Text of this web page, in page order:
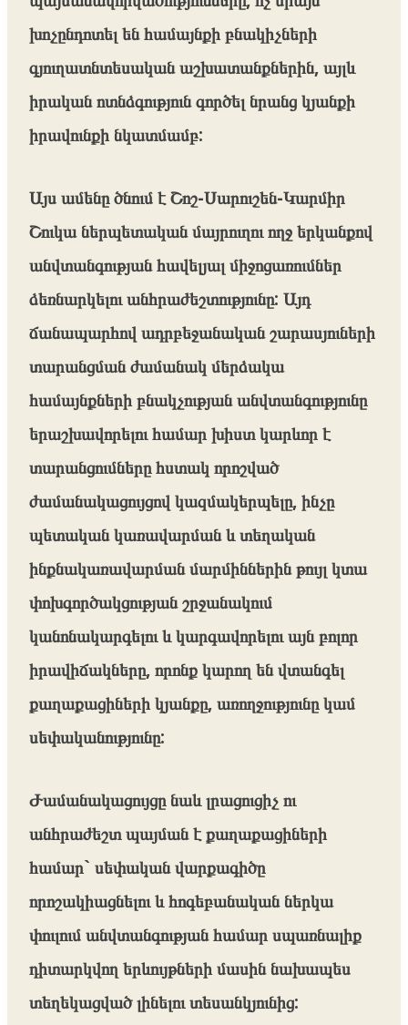
խոչընդոտել են համայնքի բնակիչների
գյուղատնտեսական աշխատանքներին, այլև
իրական ոտնձգություն գործել նրանց կյանքի
իրավունքի նկատմամբ:
Այս ամենը ծնում է Շոշ-Սարուշեն-Կարմիր
Շուկա ներպետական մայրուղու ողջ երկանքով
անվտանգության հավելյալ միջոցառումներ
ձեռնարկելու անհրաժեշտությունը: Այդ
ճանապարհով ադրբեջանական շարասյուների
տարանցման ժամանակ մերձակա
համայնքների բնակչության անվտանգությունը
երաշխավորելու համար խիստ կարևոր է
տարանցումները հստակ որոշված
ժամանակացույցով կազմակերպելը, ինչը
պետական կառավարման և տեղական
ինքնակառավարման մարմիններին թույլ կտա
փոխգործակցության շրջանակում
կանոնակարգելու և կարգավորելու այն բոլոր
իրավիճակները, որոնք կարող են վտանգել
քաղաքացիների կյանքը, առողջությունը կամ
սեփականությունը:
Ժամանակացույցը նաև լրացուցիչ ու
անհրաժեշտ պայման է քաղաքացիների
համար` սեփական վարքագիծը
որոշակիացնելու և հոգեբանական ներկա
փուլում անվտանգության համար սպառնալիք
դիտարկվող երևույթների մասին նախապես
տեղեկացված լինելու տեսանկյունից: